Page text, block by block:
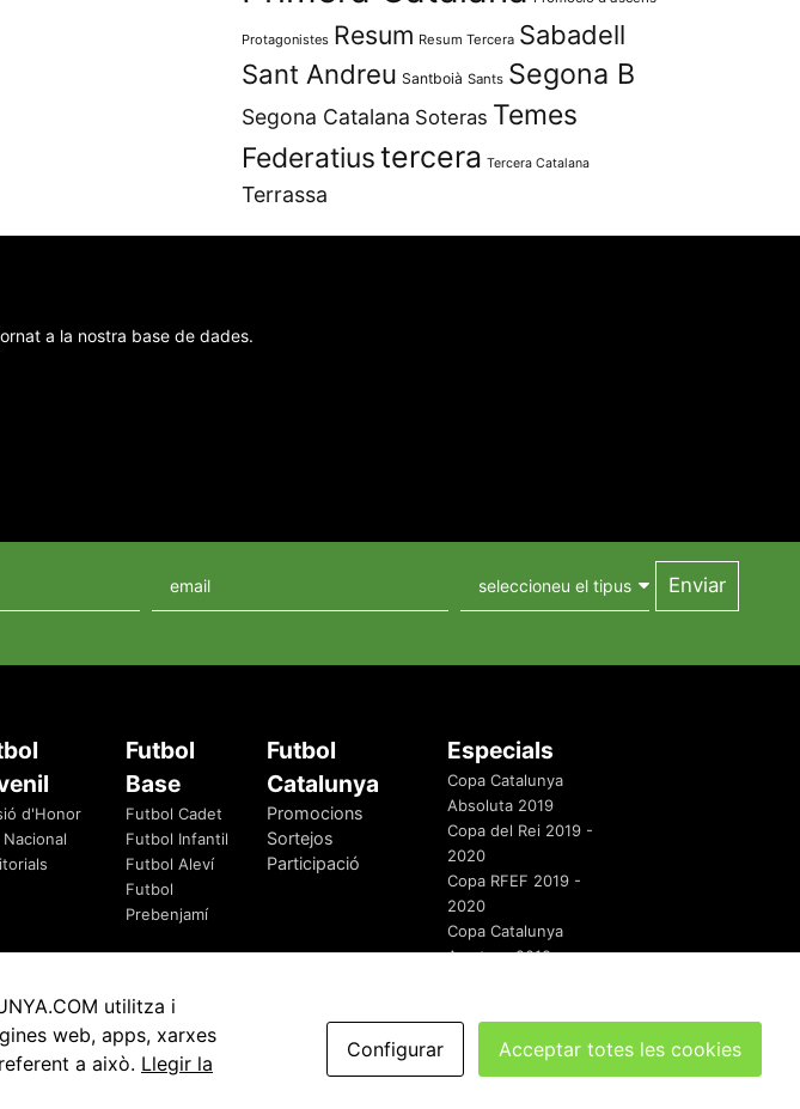
Protagonistes Resum Resum Tercera Sabadell
Sant Andreu Santboià Sants Segona B
Segona Catalana Soteras Temes
Federatiustercera Tercera Catalana
Terrassa
a la nostra base de dades.
d'Honor
Nacional
Futbol
Base
Futbol Cadet
Futbol Infantil
Futbol Aleví
Futbol
Prebenjamí
Futbol
Catalunya
Promocions
Sortejos
Participació
Especials
Copa Catalunya
Absoluta 2019
Copa del Rei 2019 -
2020
Copa RFEF 2019 -
2020
Copa Catalunya
Amateur 2019
Política de Cookies redaccio@futbolcatalunya.com
utilitza i
web, apps, xarxes
a això. Llegir la
Configurar Acceptar totes les cookies